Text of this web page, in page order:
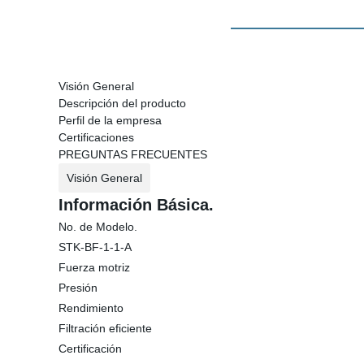
Visión General
Descripción del producto
Perfil de la empresa
Certificaciones
PREGUNTAS FRECUENTES
Visión General
Información Básica.
No. de Modelo.
STK-BF-1-1-A
Fuerza motriz
Presión
Rendimiento
Filtración eficiente
Certificación